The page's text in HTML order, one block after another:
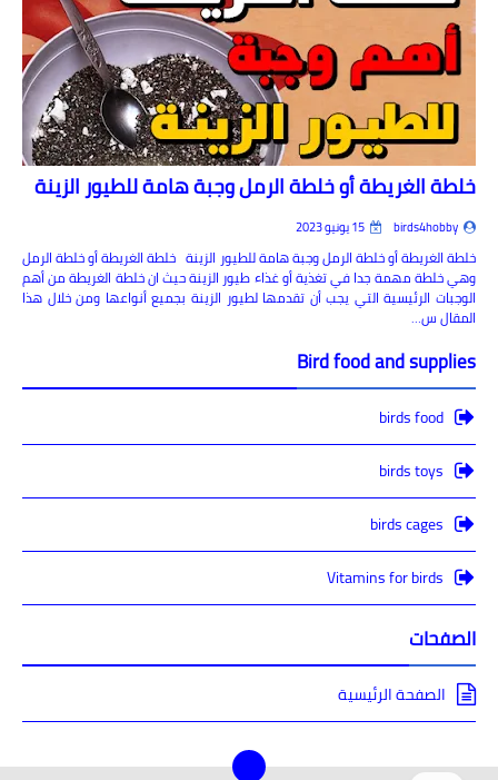
خلطة الغريطة أو خلطة الرمل وجبة هامة للطيور الزينة
birds4hobby 15 يونيو 2023
خلطة الغريطة أو خلطة الرمل وجبة هامة للطيور الزينة خلطة الغريطة أو خلطة الرمل
وهي خلطة مهمة جدا في تغذية أو غذاء طيور الزينة حيث ان خلطة الغريطة من أهم
الوجبات الرئيسية التي يجب أن تقدمها لطيور الزينة بجميع أنواعها ومن خلال هذا
المقال س…
Bird food and supplies
birds food
birds toys
birds cages
Vitamins for birds
الصفحات
الصفحة الرئيسية